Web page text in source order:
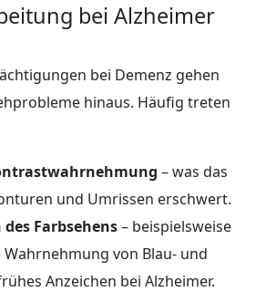
bei Alzheimer
bei Demenz gehen
hinaus. Häufig treten
– was das
und Umrissen erschwert.
Farbsehens– beispielsweise
von Blau- und
Anzeichen bei Alzheimer.